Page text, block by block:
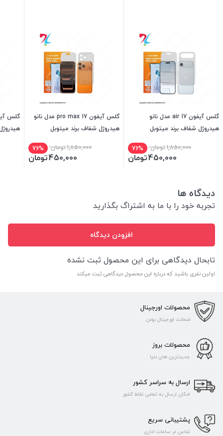
گلس آیفون 17 air مدل نانو
هیدروژل شفاف برند میتوبل
1,850,000تومان 76%
450,000تومان
گلس آیفون 17 pro max مدل نانو
هیدروژل شفاف برند میتوبل
1,850,000تومان 76%
450,000تومان
دیدگاه ها
تجربه خود را با ما به اشتراگ بگذارید
افزودن دیدگاه
تابحال دیدگاهی برای این محصول ثبت نشده
اولین نفری باشید که درباره این محصول دیدگاهی ثبت میکند
محصولات اورجینال
ضمانت اورجینال بودن
محصولات بروز
جدیدترین های دنیا
ارسال به سراسر کشور
امکان ارسال به تمامی نقاط کشور
پشتیبانی سریع
تماس در ساعات اداری